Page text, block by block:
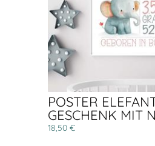
POSTER
GESCHENK MIT
18,50 €